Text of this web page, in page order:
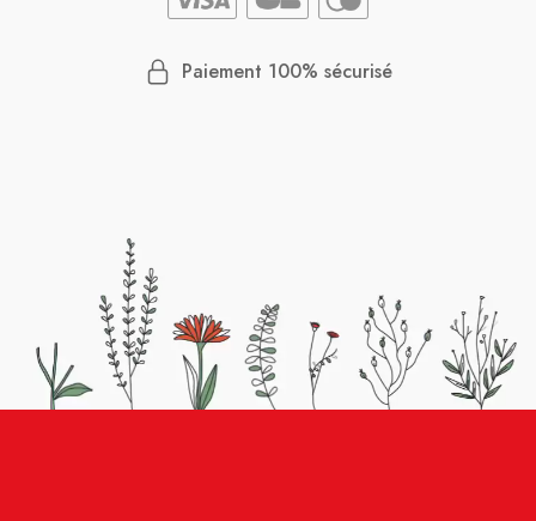
Paiement 100% sécurisé